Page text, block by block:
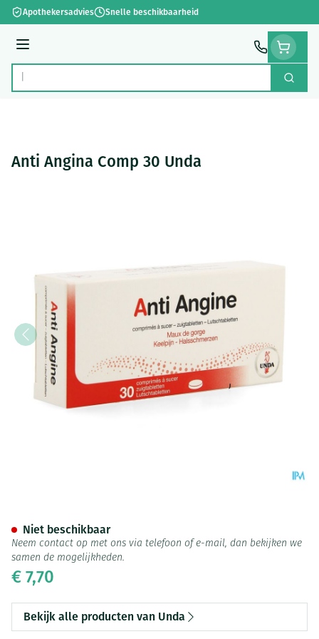
Ga naar de inhoud
Apothekersadvies Snelle beschikbaarheid
Menu
Product, merk, categorie... Zoek
Anti Angina Comp 30 Unda
€ 7,70
Niet beschikbaar
Neem contact op met ons via telefoon of e-mail, dan bekijken we
samen de mogelijkheden.
Bekijk alle producten van Unda